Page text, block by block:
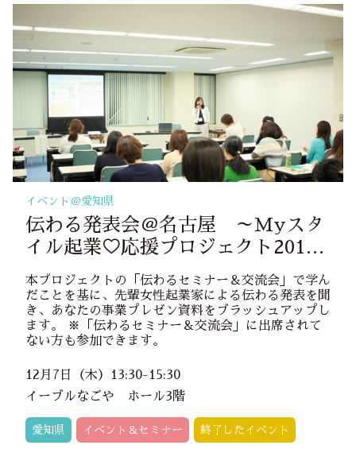
イベント＠愛知県
伝わる発表会＠名古屋 ～Myスタ
イル起業♡応援プロジェクト2017
～
本プロジェクトの「伝わるセミナー＆交流会」で学ん
だことを基に、先輩女性起業家による伝わる発表を聞
き、あなたの事業プレゼン資料をブラッシュアップし
ます。 ※「伝わるセミナー＆交流会」に出席されて
ない方も参加できます。
12月7日（木）13:30-15:30
イーブルなごや ホール3階
愛知県 イベント＆セミナー 終了したイベント